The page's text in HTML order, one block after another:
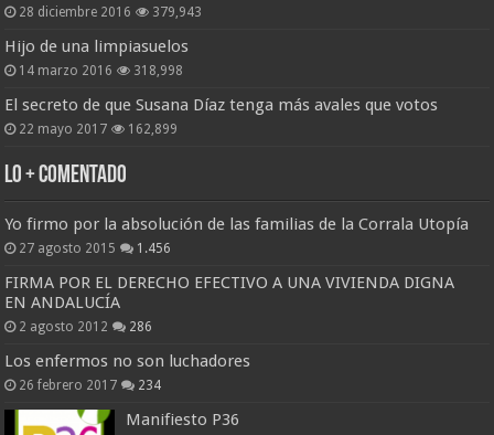
28 diciembre 2016 379,943
Hijo de una limpiasuelos
14 marzo 2016 318,998
El secreto de que Susana Díaz tenga más avales que votos
22 mayo 2017 162,899
Lo + Comentado
Yo firmo por la absolución de las familias de la Corrala Utopía
27 agosto 2015 1.456
FIRMA POR EL DERECHO EFECTIVO A UNA VIVIENDA DIGNA
EN ANDALUCÍA
2 agosto 2012 286
Los enfermos no son luchadores
26 febrero 2017 234
Manifiesto P36